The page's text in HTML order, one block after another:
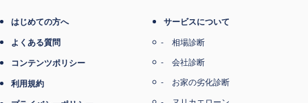
はじめての方へ
よくある質問
コンテンツポリシー
利用規約
サービスについて
相場診断
会社診断
お家の劣化診断